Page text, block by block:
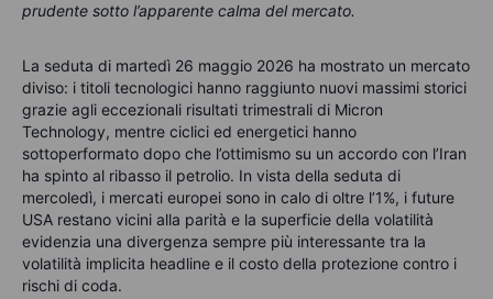
prudente sotto l’apparente calma del mercato.
La seduta di martedì 26 maggio 2026 ha mostrato un mercato
diviso: i titoli tecnologici hanno raggiunto nuovi massimi storici
grazie agli eccezionali risultati trimestrali di Micron
Technology, mentre ciclici ed energetici hanno
sottoperformato dopo che l’ottimismo su un accordo con l’Iran
ha spinto al ribasso il petrolio. In vista della seduta di
mercoledì, i mercati europei sono in calo di oltre l’1%, i future
USA restano vicini alla parità e la superficie della volatilità
evidenzia una divergenza sempre più interessante tra la
volatilità implicita headline e il costo della protezione contro i
rischi di coda.